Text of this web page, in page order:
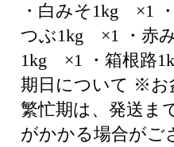
・白みそ1kg ×1
つぶ1kg ×1 ・赤
1kg ×1 ・箱根路
期日について ※お
繁忙期は、発送ま
がかかる場合がご